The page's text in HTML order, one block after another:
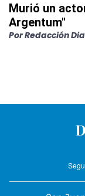
Murió un
Argentum"
PorRedacción